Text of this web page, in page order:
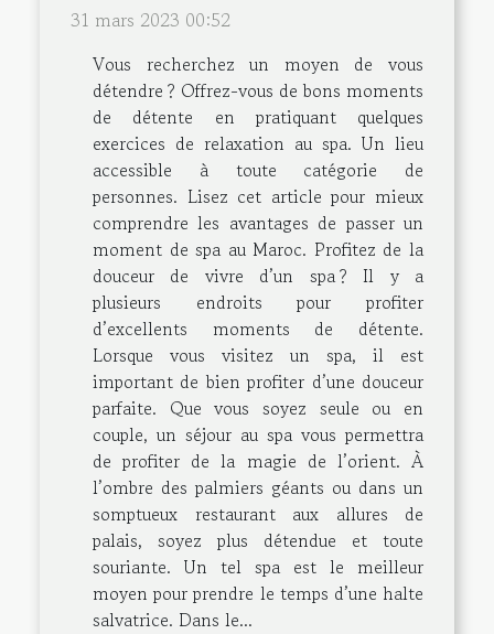
31 mars 2023 00:52
Vous recherchez un moyen de vous
détendre ? Offrez-vous de bons moments
de détente en pratiquant quelques
exercices de relaxation au spa. Un lieu
accessible à toute catégorie de
personnes. Lisez cet article pour mieux
comprendre les avantages de passer un
moment de spa au Maroc. Profitez de la
douceur de vivre d’un spa ? Il y a
plusieurs endroits pour profiter
d’excellents moments de détente.
Lorsque vous visitez un spa, il est
important de bien profiter d’une douceur
parfaite. Que vous soyez seule ou en
couple, un séjour au spa vous permettra
de profiter de la magie de l’orient. À
l’ombre des palmiers géants ou dans un
somptueux restaurant aux allures de
palais, soyez plus détendue et toute
souriante. Un tel spa est le meilleur
moyen pour prendre le temps d’une halte
salvatrice. Dans le...